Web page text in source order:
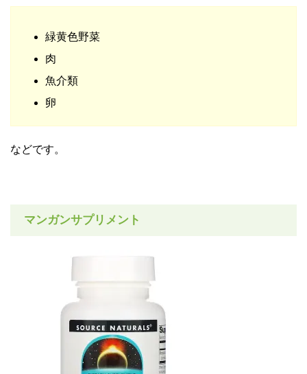
緑黄色野菜
肉
魚介類
卵
などです。
マンガンサプリメント